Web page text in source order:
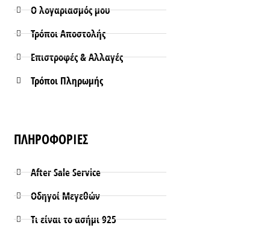
Ο λογαριασμός μου
Τρόποι Aποστολής
Επιστροφές & Αλλαγές
Τρόποι Πληρωμής
ΠΛΗΡΟΦΟΡΙΕΣ
After Sale Service
Οδηγοί Μεγεθών
Τι είναι το ασήμι 925